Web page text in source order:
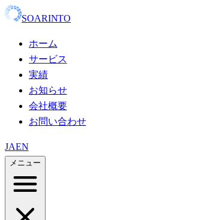
SOARINTO
ホーム
サービス
実績
お知らせ
会社概要
お問い合わせ
JAEN
メニュー